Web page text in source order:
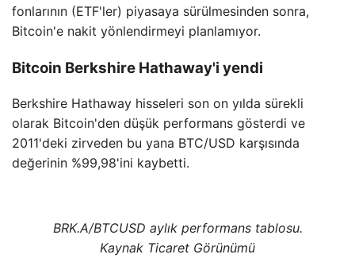
fonlarının (ETF'ler) piyasaya sürülmesinden sonra,
Bitcoin'e nakit yönlendirmeyi planlamıyor.
Bitcoin Berkshire Hathaway'i yendi
Berkshire Hathaway hisseleri son on yılda sürekli
olarak Bitcoin'den düşük performans gösterdi ve
2011'deki zirveden bu yana BTC/USD karşısında
değerinin %99,98'ini kaybetti.
BRK.A/BTCUSD aylık performans tablosu.
Kaynak Ticaret Görünümü